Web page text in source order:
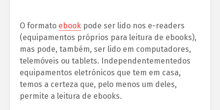
O formato ebook pode ser lido nos e-readers
(equipamentos próprios para leitura de ebooks),
mas pode, também, ser lido em computadores,
telemóveis ou tablets. Independentementedos
equipamentos eletrónicos que tem em casa,
temos a certeza que, pelo menos um deles,
permite a leitura de ebooks.